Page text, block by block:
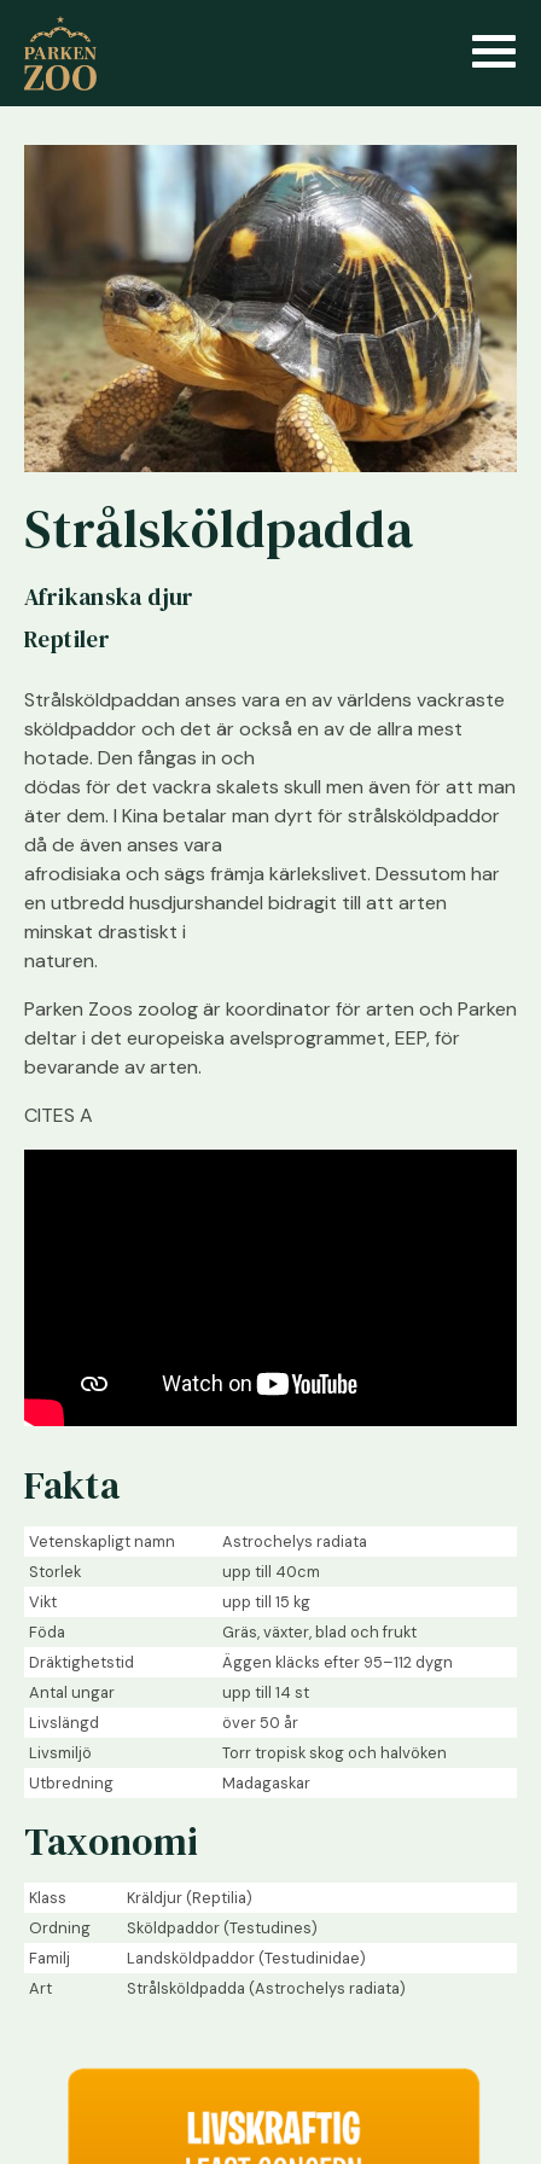
Strålsköldpadda
Afrikanska djur
Reptiler
Strålsköldpaddan anses vara en av världens vackraste
sköldpaddor och det är också en av de allra mest
hotade. Den fångas in och
dödas för det vackra skalets skull men även för att man
äter dem. I Kina betalar man dyrt för strålsköldpaddor
då de även anses vara
afrodisiaka och sägs främja kärlekslivet. Dessutom har
en utbredd husdjurshandel bidragit till att arten
minskat drastiskt i
naturen.
Parken Zoos zoolog är koordinator för arten och Parken
deltar i det europeiska avelsprogrammet, EEP, för
bevarande av arten.
CITES A
Fakta
Vetenskapligt namn
Astrochelys radiata
Storlek
upp till 40cm
Vikt
upp till 15 kg
Föda
Gräs, växter, blad och frukt
Dräktighetstid
Äggen kläcks efter 95–112 dygn
Antal ungar
upp till 14 st
Livslängd
över 50 år
Livsmiljö
Torr tropisk skog och halvöken
Utbredning
Madagaskar
Taxonomi
Klass
Kräldjur (Reptilia)
Ordning
Sköldpaddor (Testudines)
Familj
Landsköldpaddor (Testudinidae)
Art
Strålsköldpadda (Astrochelys radiata)